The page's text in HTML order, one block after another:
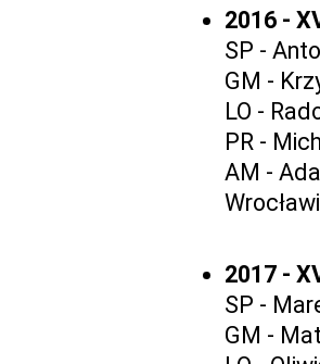
2016 -
SP -
GM -
LO -
PR -
AM -
2017 -
SP -
GM -